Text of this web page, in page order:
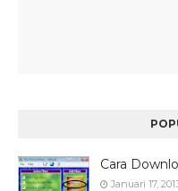
Cara
Januari 17,